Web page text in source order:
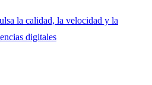
la calidad, la velocidad y la
digitales